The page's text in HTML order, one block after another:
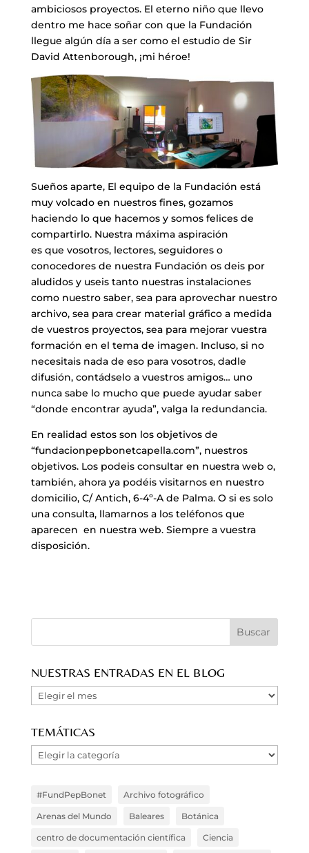
ambiciosos proyectos. El eterno niño que llevo
dentro me hace soñar con que la Fundación
llegue algún día a ser como el estudio de Sir
David Attenborough, ¡mi héroe!
​Sueños aparte, El equipo de la Fundación está
muy volcado en nuestros fines, gozamos
haciendo lo que hacemos y somos felices de
compartirlo. Nuestra máxima aspiración
es que vosotros, lectores, seguidores o
conocedores de nuestra Fundación os deis por
aludidos y useis tanto nuestras instalaciones
como nuestro saber, sea para aprovechar nuestro
archivo, sea para crear material gráfico a medida
de vuestros proyectos, sea para mejorar vuestra
formación en el tema de imagen. Incluso, si no
necesitais nada de eso para vosotros, dadle
difusión, contádselo a vuestros amigos… uno
nunca sabe lo mucho que puede ayudar saber
“donde encontrar ayuda”, valga la redundancia.
​En realidad estos son los objetivos de
“fundacionpepbonetcapella.com”, nuestros
objetivos. Los podeis consultar en nuestra web o,
también, ahora ya podéis visitarnos en nuestro
domicilio, C/ Antich, 6-4º-A de Palma. O si es solo
una consulta, llamarnos a los teléfonos que
aparecen en nuestra web. Siempre a vuestra
disposición.
NUESTRAS ENTRADAS EN EL BLOG
Nuestras
Entradas
el
Blog
TEMÁTICAS
Temáticas
#FundPepBonet Archivo fotográfico
Arenas del Mundo Baleares Botánica
centro de documentación científica Ciencia